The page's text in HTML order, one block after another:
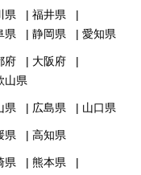
県
福井県
県 静岡県 愛知県
府
大阪府
山県
県 広島県 山口県
県 高知県
県
熊本県